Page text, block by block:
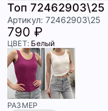
Топ 72462903\25
Артикул: 72462903\25
790 ₽
ЦВЕТ: Белый
РАЗМЕР